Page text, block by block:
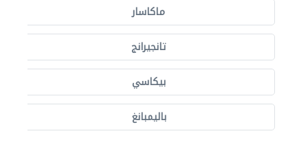
ماكاسار
تانجيرانج
بيكاسي
باليمبانغ